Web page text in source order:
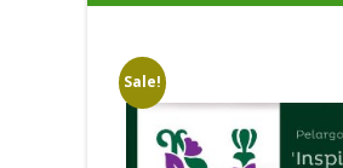
Sale!